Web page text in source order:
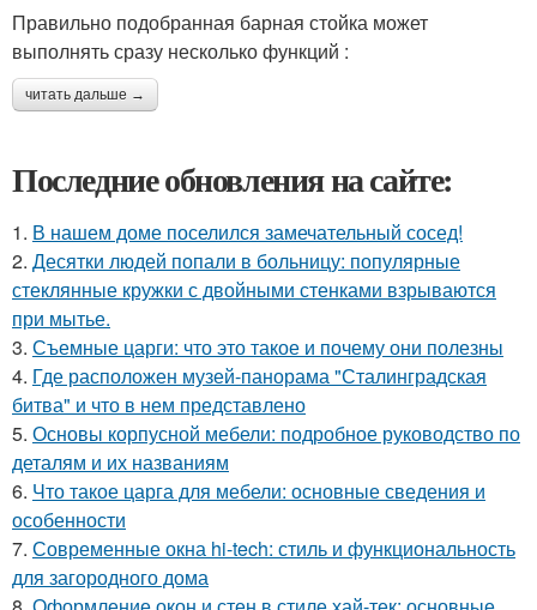
Правильно подобранная барная стойка может
выполнять сразу несколько функций :
читать дальше →
Последние обновления на сайте:
1. В нашем доме поселился замечательный сосед!
2. Десятки людей попали в больницу: популярные
стеклянные кружки с двойными стенками взрываются
при мытье.
3. Съемные царги: что это такое и почему они полезны
4. Где расположен музей-панорама "Сталинградская
битва" и что в нем представлено
5. Основы корпусной мебели: подробное руководство по
деталям и их названиям
6. Что такое царга для мебели: основные сведения и
особенности
7. Современные окна hi-tech: стиль и функциональность
для загородного дома